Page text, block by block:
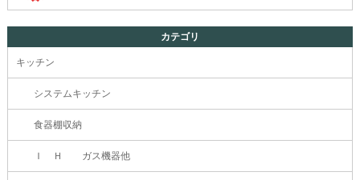
カテゴリ
キッチン
システムキッチン
食器棚収納
Ｉ Ｈ ガス機器他